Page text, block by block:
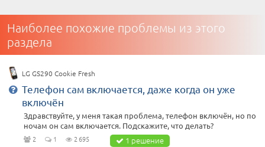
Наиболее похожие проблемы из этого
раздела
LG GS290 Cookie Fresh
Телефон сам включается, даже когда он уже
включён
Здравствуйте, у меня такая проблема, телефон включён, но по
ночам он сам включается. Подскажите, что делать?
2 1 2 695 1 решение